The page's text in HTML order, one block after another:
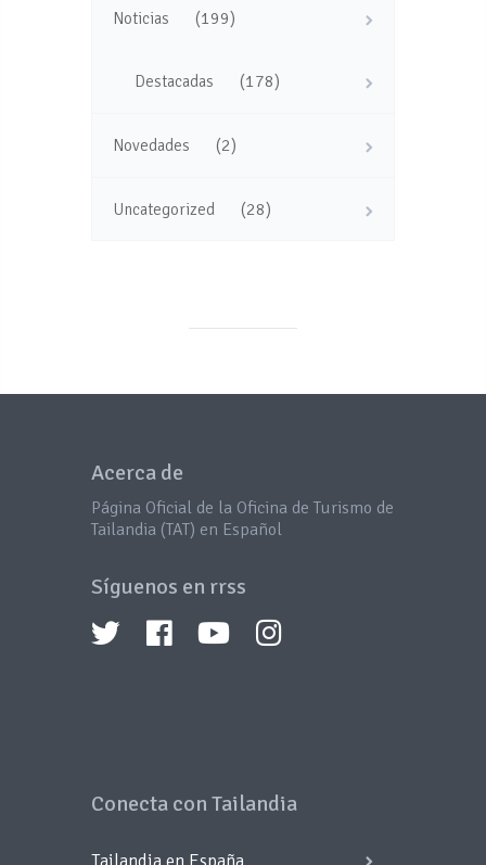
Noticias (199)
Destacadas (178)
Novedades (2)
Uncategorized (28)
Acerca de
Página Oficial de la Oficina de Turismo de
Tailandia (TAT) en Español
Síguenos en rrss
Conecta con Tailandia